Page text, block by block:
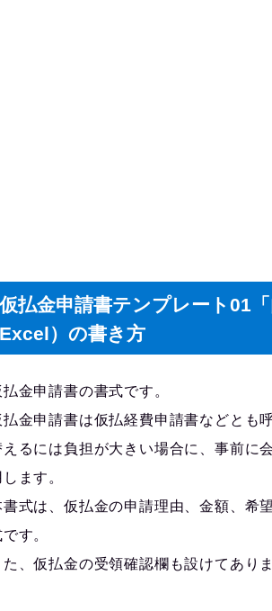
仮払金申請書テンプレート01
Excel）の書き方
払金申請書の書式です。
払金申請書は仮払経費申請書などとも
えるには負担が大きい場合に、事前に
します。
書式は、仮払金の申請理由、金額、希
す。
た、仮払金の受領確認欄も設けてあり